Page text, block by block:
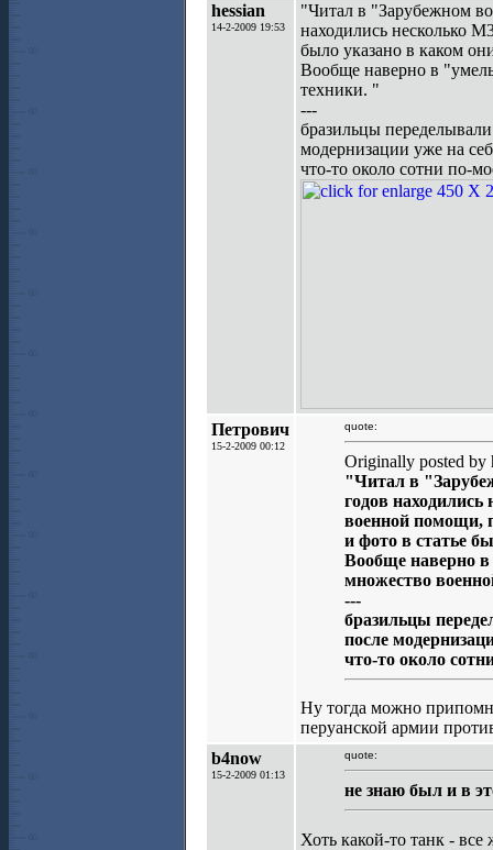
hessian
14-2-2009 19:53
"Читал в "Зарубежном
находились несколько
было указано в каком
Вообще наверно в
техники. "
---
бразильцы
модернизации уже на
что-то около сотни по-
Петрович
15-2-2009 00:12
quote:
Originally posted by
"Читал в
годов
военной помощи,
и фото в статье
Вообще наверно
множество
---
бразильцы
после
что-то около
Ну тогда можно
перуанской армии
b4now
15-2-2009 01:13
quote:
не знаю был и в
Хоть какой-то танк -